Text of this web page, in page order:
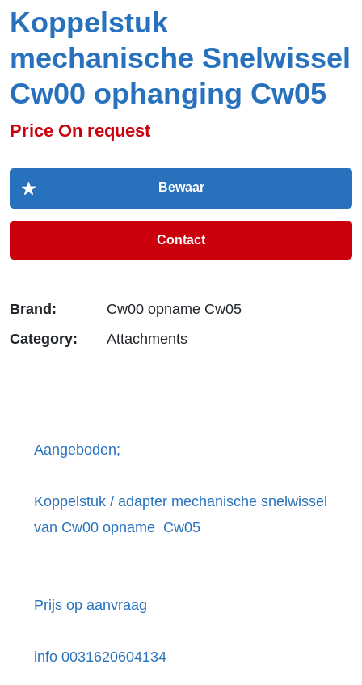
Koppelstuk
mechanische Snelwissel
Cw00 ophanging Cw05
Price On request
Contact
Brand:
Cw00 opname Cw05
Category:
Attachments
Aangeboden;
Koppelstuk / adapter mechanische snelwissel
van Cw00 opname Cw05
Prijs op aanvraag
info 0031620604134